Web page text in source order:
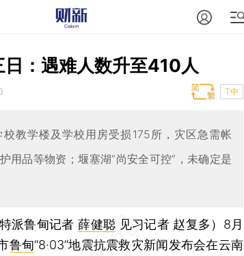
：遇难人数升至410人
T中
教学楼及学校用房受损175所，灾区急需帐
用品等物资；堰塞湖“尚安全可控”，未确定是
特派鲁甸记者薛健聪 见习记者 赵复多） 8月
鲁甸“8·03”地震抗震救灾新闻发布会在云南